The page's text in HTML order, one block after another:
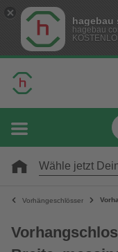
hagebau
hagebau
Wähle jetzt
Vorhängeschlösser